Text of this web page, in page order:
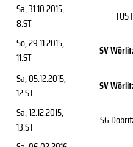
Sa, 31.10.2015,
8.ST
TUS
So, 29.11.2015,
11.ST
SV
Sa, 05.12.2015,
12.ST
SV
Sa, 12.12.2015,
13.ST
SG